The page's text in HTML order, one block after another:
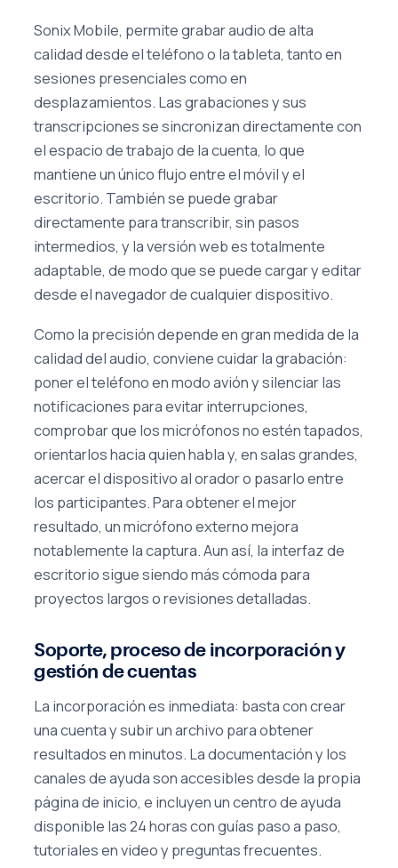
Sonix Mobile, permite grabar audio de alta
calidad desde el teléfono o la tableta, tanto en
sesiones presenciales como en
desplazamientos. Las grabaciones y sus
transcripciones se sincronizan directamente con
el espacio de trabajo de la cuenta, lo que
mantiene un único flujo entre el móvil y el
escritorio. También se puede grabar
directamente para transcribir, sin pasos
intermedios, y la versión web es totalmente
adaptable, de modo que se puede cargar y editar
desde el navegador de cualquier dispositivo.
Como la precisión depende en gran medida de la
calidad del audio, conviene cuidar la grabación:
poner el teléfono en modo avión y silenciar las
notificaciones para evitar interrupciones,
comprobar que los micrófonos no estén tapados,
orientarlos hacia quien habla y, en salas grandes,
acercar el dispositivo al orador o pasarlo entre
los participantes. Para obtener el mejor
resultado, un micrófono externo mejora
notablemente la captura. Aun así, la interfaz de
escritorio sigue siendo más cómoda para
proyectos largos o revisiones detalladas.
Soporte, proceso de incorporación y
gestión de cuentas
La incorporación es inmediata: basta con crear
una cuenta y subir un archivo para obtener
resultados en minutos. La documentación y los
canales de ayuda son accesibles desde la propia
página de inicio, e incluyen un centro de ayuda
disponible las 24 horas con guías paso a paso,
tutoriales en video y preguntas frecuentes.